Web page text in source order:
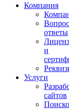
Компания
ответы
и
Услуги
сайтов